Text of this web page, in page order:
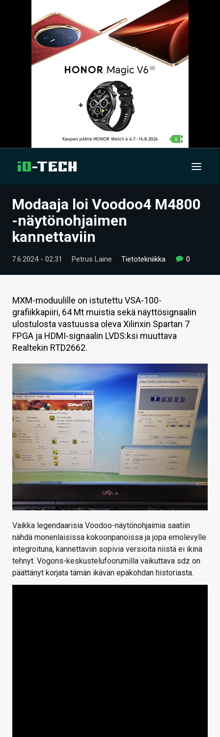
UUTISET
ARTIKKELIT
VIDEOT
TECHBBS
TIETOA
HINTA.FI
KAUPPA
HAKU
Modaaja loi Voodoo4 M4800
-näytönohjaimen
kannettaviin
7.6.2024 - 02:31 Petrus Laine Tietotekniikka 0
MXM-moduulille on istutettu VSA-100-
grafiikkapiiri, 64 Mt muistia sekä näyttösignaalin
ulostulosta vastuussa oleva Xilinxin Spartan 7
FPGA ja HDMI-signaalin LVDS:ksi muuttava
Realtekin RTD2662.
Vaikka legendaarisia Voodoo-näytönohjaimia saatiin
nähdä monenlaisissa kokoonpanoissa ja jopa emolevylle
integroituna, kannettaviin sopivia versioita niistä ei ikinä
tehnyt. Vogons-keskustelufoorumilla vaikuttava sdz on
päättänyt korjata tämän ikävän epäkohdan historiasta.